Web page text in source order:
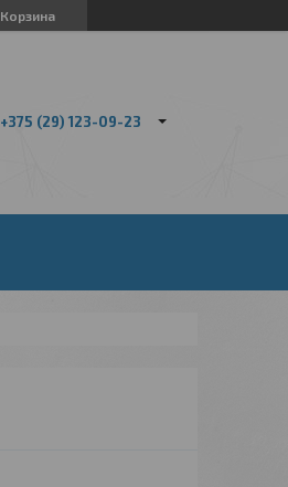
Корзина
+375 (29) 123-09-23